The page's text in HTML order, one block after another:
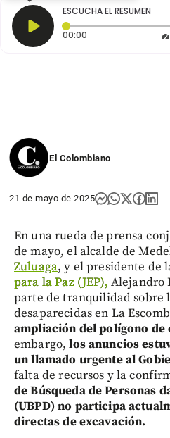
ESCUCHA EL RESUMEN
00:00 Tiempo
El Colombiano
21 de mayo de 2025
En una rueda de prensa
de mayo, el alcalde de
Zuluaga, y el presidente de
para la Paz (JEP), Alejandro
parte de tranquilidad sobre
desaparecidas en La
ampliación del polígono de
embargo,los anuncios
un llamado urgente al
falta de recursos y la
de Búsqueda de Personas
(UBPD) no participa
directas de excavación.